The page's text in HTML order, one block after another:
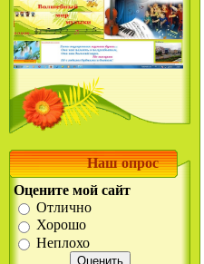
Наш опрос
Оцените мой сайт
Отлично
Хорошо
Неплохо